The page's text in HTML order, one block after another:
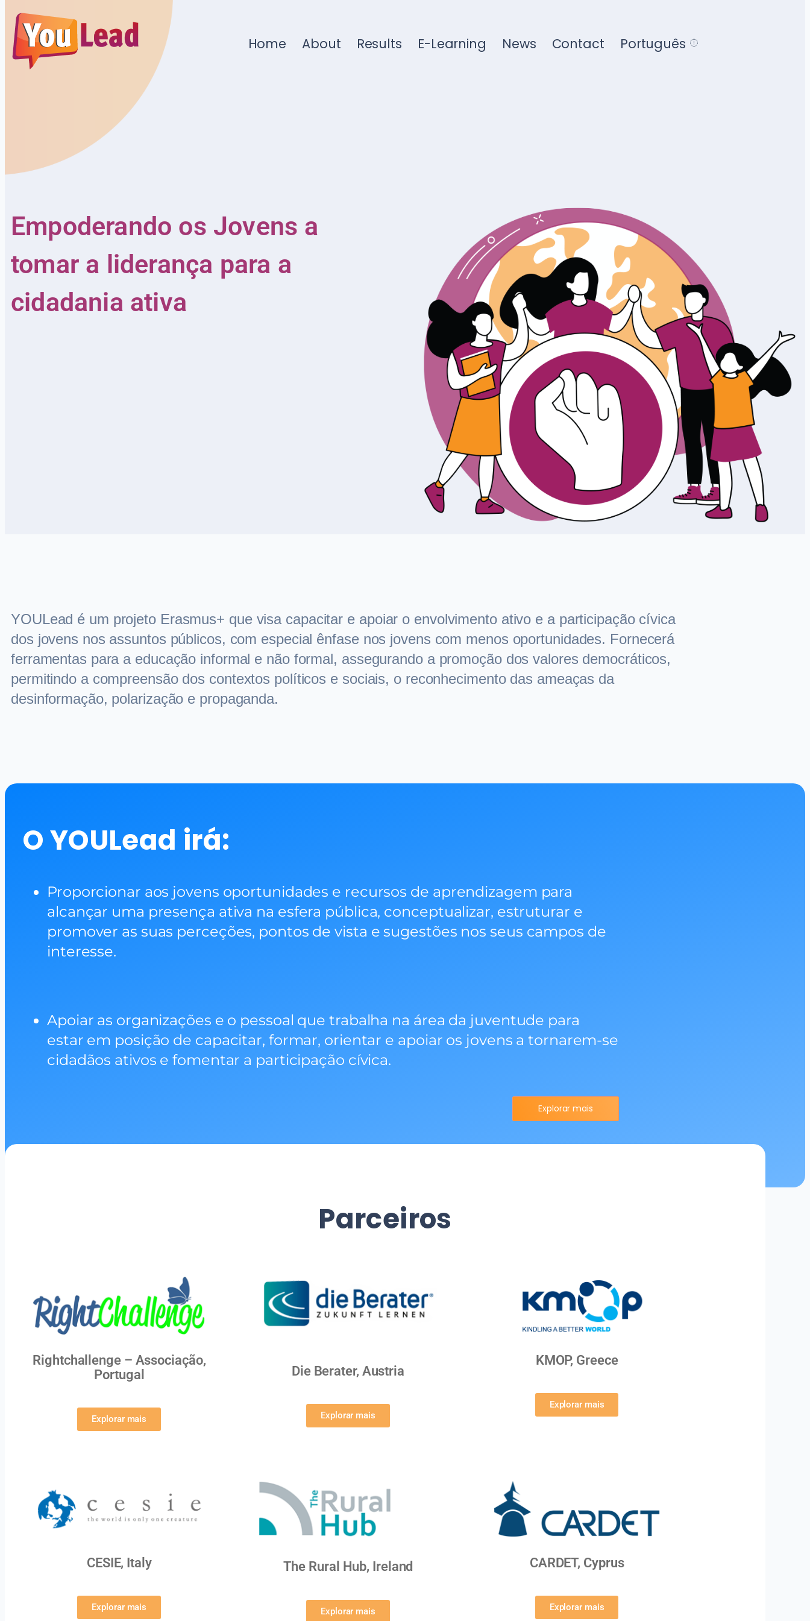
Home About Results E-Learning News Contact Português
Empoderando os Jovens a
tomar a liderança para a
cidadania ativa
YOULead é um projeto Erasmus+ que visa capacitar e apoiar o envolvimento ativo e a participação cívica
dos jovens nos assuntos públicos, com especial ênfase nos jovens com menos oportunidades. Fornecerá
ferramentas para a educação informal e não formal, assegurando a promoção dos valores democráticos,
permitindo a compreensão dos contextos políticos e sociais, o reconhecimento das ameaças da
desinformação, polarização e propaganda.
O YOULead irá:
Proporcionar aos jovens oportunidades e recursos de aprendizagem para
alcançar uma presença ativa na esfera pública, conceptualizar, estruturar e
promover as suas perceções, pontos de vista e sugestões nos seus campos de
interesse.
Apoiar as organizações e o pessoal que trabalha na área da juventude para
estar em posição de capacitar, formar, orientar e apoiar os jovens a tornarem-se
cidadãos ativos e fomentar a participação cívica.
Explorar mais
Parceiros
Rightchallenge – Associação,
Portugal
Explorar mais
Die Berater, Austria
Explorar mais
KMOP, Greece
Explorar mais
CESIE, Italy
Explorar mais
The Rural Hub, Ireland
Explorar mais
CARDET, Cyprus
Explorar mais